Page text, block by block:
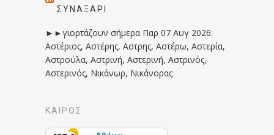
ΣΥΝΑΞΆΡΙ
►►γιορτάζουν σήμερα Παρ 07 Αυγ 2026:
Αστέριος, Αστέρης, Αστρης, Αστέρω, Αστερία,
Αστρούλα, Αστρινή, Αστερινή, Αστρινός,
Αστερινός, Νικάνωρ, Νικάνορας
ΚΑΙΡΟΣ